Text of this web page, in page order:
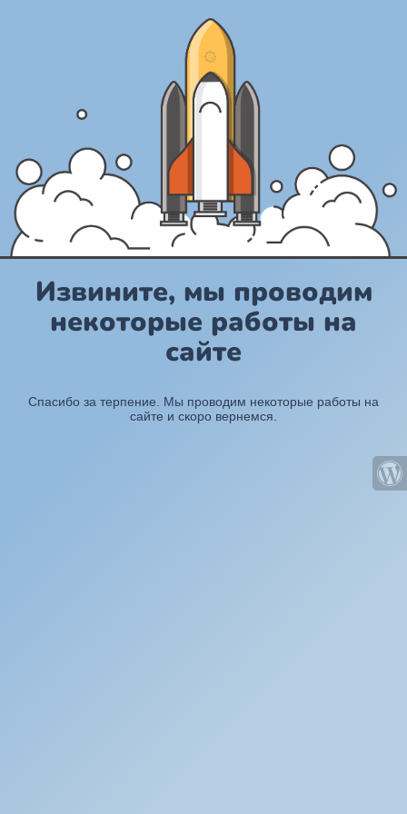
Извините, мы проводим
некоторые работы на
сайте
Спасибо за терпение. Мы проводим некоторые работы на
сайте и скоро вернемся.